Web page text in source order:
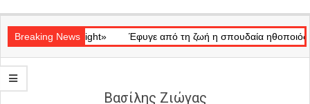
Navigation
Menu
Breaking News
«Ray of Light» Έφυγε από τη ζωή η σπουδαία ηθοποιός
Βασίλης Ζιώγας